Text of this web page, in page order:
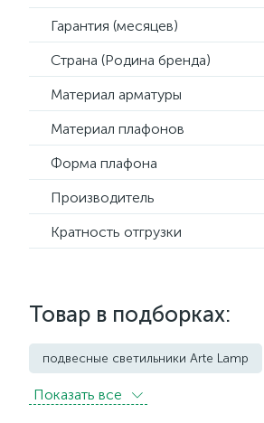
Гарантия (месяцев)
Страна (Родина бренда)
Материал арматуры
Материал плафонов
Форма плафона
Производитель
Кратность отгрузки
Товар в подборках:
подвесные светильники Arte Lamp
подвесные светильники Imperium Loft
Показать всe